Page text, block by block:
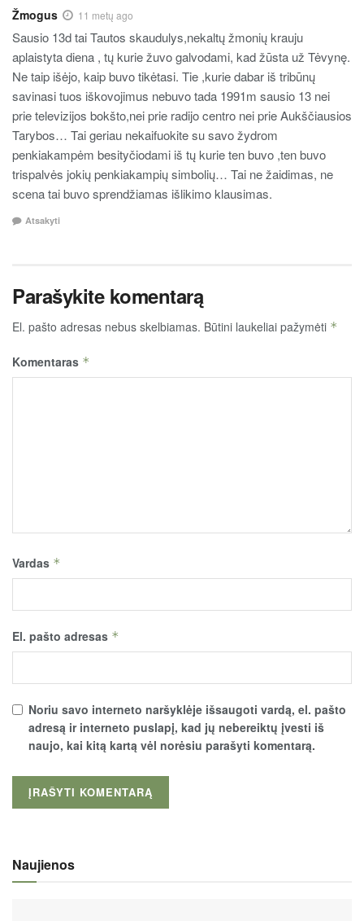
Žmogus 11 metų ago
Sausio 13d tai Tautos skaudulys,nekaltų žmonių krauju
aplaistyta diena , tų kurie žuvo galvodami, kad žūsta už Tėvynę.
Ne taip išėjo, kaip buvo tikėtasi. Tie ,kurie dabar iš tribūnų
savinasi tuos iškovojimus nebuvo tada 1991m sausio 13 nei
prie televizijos bokšto,nei prie radijo centro nei prie Aukščiausios
Tarybos… Tai geriau nekaifuokite su savo žydrom
penkiakampėm besityčiodami iš tų kurie ten buvo ,ten buvo
trispalvės jokių penkiakampių simbolių… Tai ne žaidimas, ne
scena tai buvo sprendžiamas išlikimo klausimas.
Atsakyti
Parašykite komentarą
El. pašto adresas nebus skelbiamas. Būtini laukeliai pažymėti *
Komentaras *
Vardas *
El. pašto adresas *
Noriu savo interneto naršyklėje išsaugoti vardą, el. pašto
adresą ir interneto puslapį, kad jų nebereiktų įvesti iš
naujo, kai kitą kartą vėl norėsiu parašyti komentarą.
Naujienos